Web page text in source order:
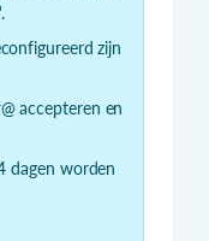
zijn
accepteren en
dagen worden